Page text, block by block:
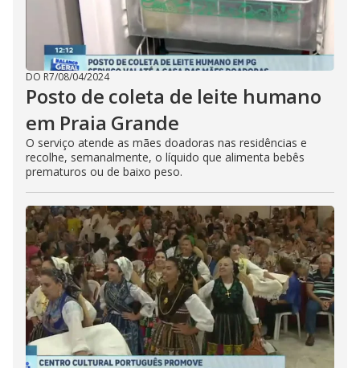
DO R7/08/04/2024
Posto de coleta de leite humano
em Praia Grande
O serviço atende as mães doadoras nas residências e
recolhe, semanalmente, o líquido que alimenta bebês
prematuros ou de baixo peso.